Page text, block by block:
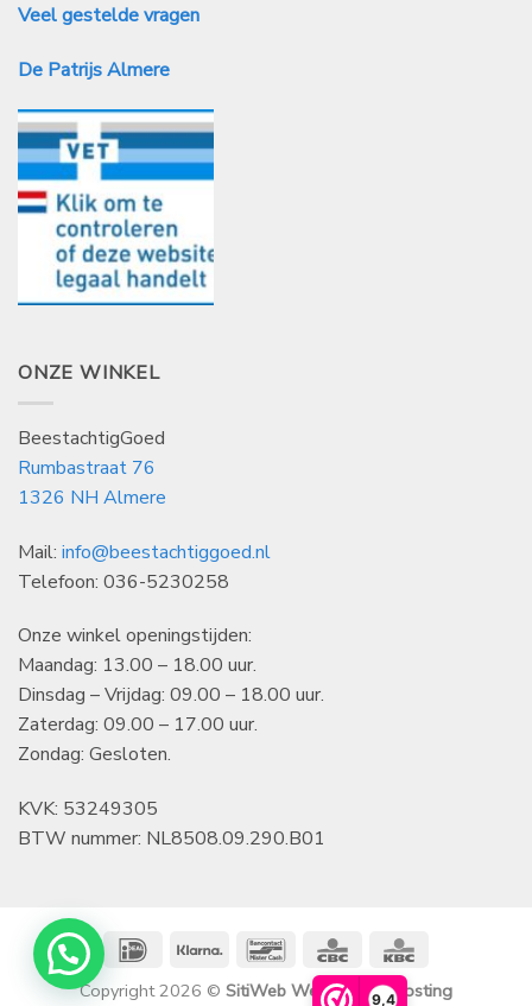
9,4
Veel gestelde vragen
De Patrijs Almere
ONZE WINKEL
BeestachtigGoed
Rumbastraat 76
1326 NH Almere
Mail: info@beestachtiggoed.nl
Telefoon: 036-5230258
Onze winkel openingstijden:
Maandag: 13.00 – 18.00 uur.
Dinsdag – Vrijdag: 09.00 – 18.00 uur.
Zaterdag: 09.00 – 17.00 uur.
Zondag: Gesloten.
KVK: 53249305
BTW nummer: NL8508.09.290.B01
IDeal Klarna BancontactCBC
Copyright 2026 © SitiWeb Websites en Hosting